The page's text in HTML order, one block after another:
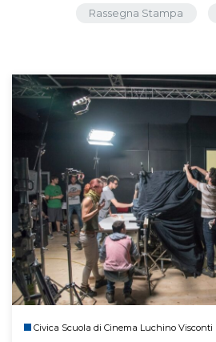
Rassegna Stampa
Civica Scuola di Cinema Luchino Visconti